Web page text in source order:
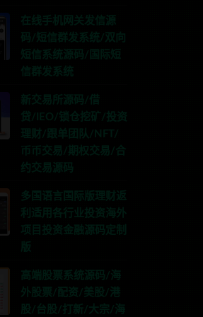
在线手机网关发信源
码/短信群发系统/双向
短信系统源码/国际短
信群发系统
新交易所源码/借
贷/IEO/锁仓挖矿/投资
理财/跟单团队/NFT/
币币交易/期权交易/合
约交易源码
多国语言国际版理财返
利适用各行业投资海外
项目投资金融源码定制
版
高端股票系统源码/海
外股票/配资/美股/港
股/台股/打新/大宗/海